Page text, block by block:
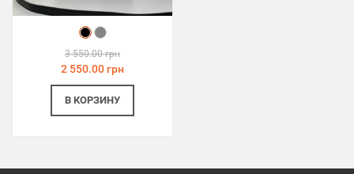
3 550.00 грн
2 550.00 грн
В КОРЗИНУ